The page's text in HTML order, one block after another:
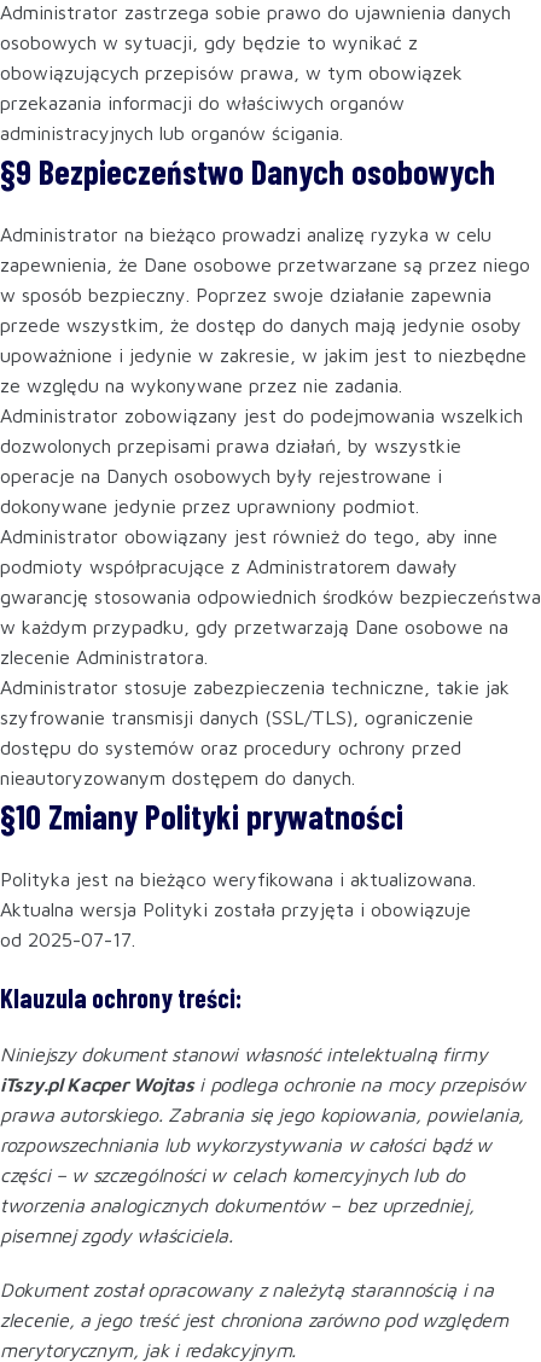
Administrator zastrzega sobie prawo do ujawnienia danych
osobowych w sytuacji, gdy będzie to wynikać z
obowiązujących przepisów prawa, w tym obowiązek
przekazania informacji do właściwych organów
administracyjnych lub organów ścigania.
§9 Bezpieczeństwo Danych osobowych
Administrator na bieżąco prowadzi analizę ryzyka w celu
zapewnienia, że Dane osobowe przetwarzane są przez niego
w sposób bezpieczny. Poprzez swoje działanie zapewnia
przede wszystkim, że dostęp do danych mają jedynie osoby
upoważnione i jedynie w zakresie, w jakim jest to niezbędne
ze względu na wykonywane przez nie zadania.
Administrator zobowiązany jest do podejmowania wszelkich
dozwolonych przepisami prawa działań, by wszystkie
operacje na Danych osobowych były rejestrowane i
dokonywane jedynie przez uprawniony podmiot.
Administrator obowiązany jest również do tego, aby inne
podmioty współpracujące z Administratorem dawały
gwarancję stosowania odpowiednich środków bezpieczeństwa
w każdym przypadku, gdy przetwarzają Dane osobowe na
zlecenie Administratora.
Administrator stosuje zabezpieczenia techniczne, takie jak
szyfrowanie transmisji danych (SSL/TLS), ograniczenie
dostępu do systemów oraz procedury ochrony przed
nieautoryzowanym dostępem do danych.
§10 Zmiany Polityki prywatności
Polityka jest na bieżąco weryfikowana i aktualizowana.
Aktualna wersja Polityki została przyjęta i obowiązuje
od 2025-07-17.
Klauzula ochrony treści:
Niniejszy dokument stanowi własność intelektualną firmy
iTszy.pl Kacper Wojtasi podlega ochronie na mocy przepisów
prawa autorskiego. Zabrania się jego kopiowania, powielania,
rozpowszechniania lub wykorzystywania w całości bądź w
części – w szczególności w celach komercyjnych lub do
tworzenia analogicznych dokumentów – bez uprzedniej,
pisemnej zgody właściciela.
Dokument został opracowany z należytą starannością i na
zlecenie, a jego treść jest chroniona zarówno pod względem
merytorycznym, jak i redakcyjnym.